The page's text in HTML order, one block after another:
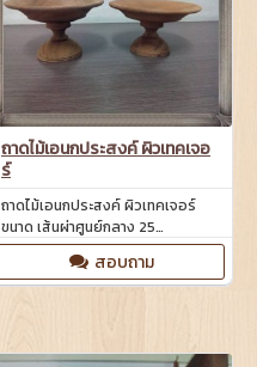
ถาดไม้เอนกประสงค์ ผิวเทคเจอ
ร์
ถาดไม้เอนกประสงค์ ผิวเทคเจอร์
ขนาด เส้นผ่าศูนย์กลาง 25
เซนติเมตร สูง 15 เซนติเมตร
สอบถาม